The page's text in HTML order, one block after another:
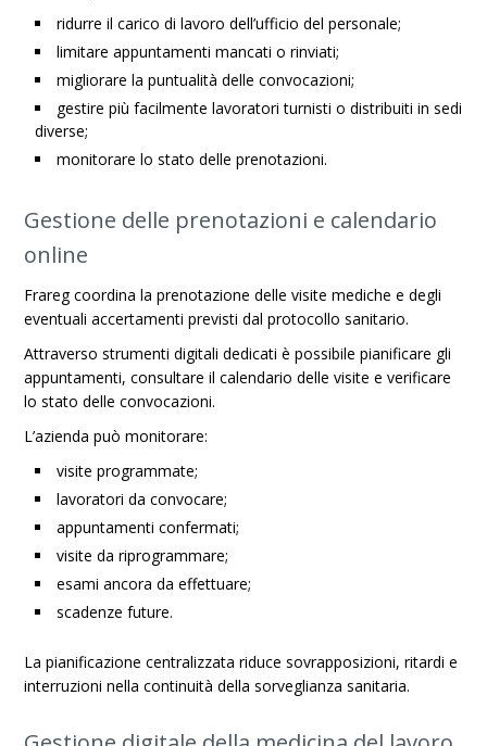
ridurre il carico di lavoro dell’ufficio del personale;
limitare appuntamenti mancati o rinviati;
migliorare la puntualità delle convocazioni;
gestire più facilmente lavoratori turnisti o distribuiti in sedi
diverse;
monitorare lo stato delle prenotazioni.
Gestione delle prenotazioni e calendario
online
Frareg coordina la prenotazione delle visite mediche e degli
eventuali accertamenti previsti dal protocollo sanitario.
Attraverso strumenti digitali dedicati è possibile pianificare gli
appuntamenti, consultare il calendario delle visite e verificare
lo stato delle convocazioni.
L’azienda può monitorare:
visite programmate;
lavoratori da convocare;
appuntamenti confermati;
visite da riprogrammare;
esami ancora da effettuare;
scadenze future.
La pianificazione centralizzata riduce sovrapposizioni, ritardi e
interruzioni nella continuità della sorveglianza sanitaria.